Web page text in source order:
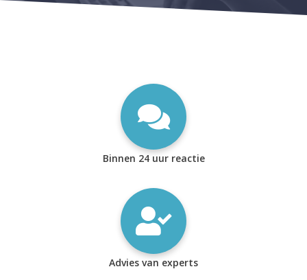
Binnen 24 uur reactie
Advies van experts